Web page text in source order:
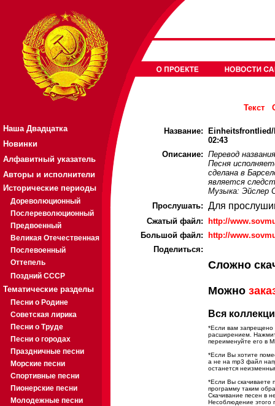
Наша Двадцатка
Новинки
Алфавитный указатель
Авторы и исполнители
Исторические периоды
Дореволюционный
Послереволюционный
Предвоенный
Великая Отечественная
Послевоенный
Оттепель
Поздний СССР
Тематические разделы
Песни о Родине
Советская лирика
Песни о Труде
Песни о городах
Праздничные песни
Морские песни
Спортивные песни
Пионерские песни
Молодежные песни
Текст
Название:
Einheitsfrontlied/
02:43
Описание: Перевод
Песня
сделана в
является
Музыка: Эйслер
Прослушать: Для
Cжатый файл:
http://
Большой файл:
http://
Поделиться:
Сложно
Можно
Вся
*Если вам запрещено
расширением.
переименуйте его в
*Если Вы хотите
а не на mp3 файл
останется
*Если Вы скачиваете
программу таким
Скачивание песен в
Несоблюдение этого